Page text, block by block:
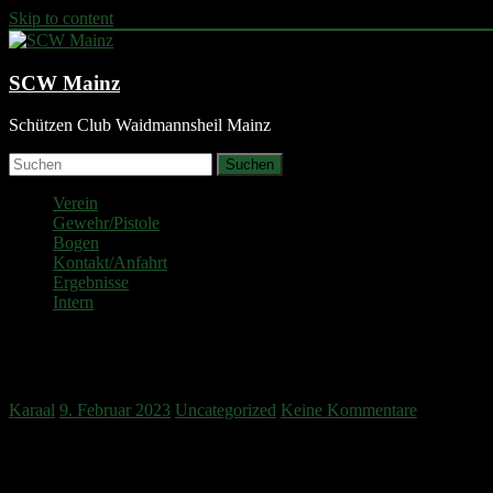
Skip to content
SCW Mainz
Schützen Club Waidmannsheil Mainz
Suchen
Verein
Gewehr/Pistole
Bogen
Kontakt/Anfahrt
Ergebnisse
Intern
Karaal 9. Februar 2023 Uncategorized Keine Kommentare